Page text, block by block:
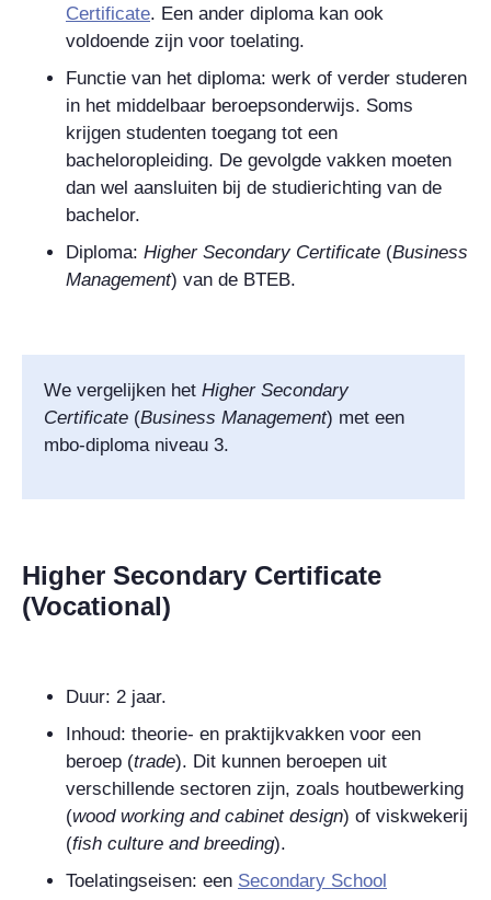
Certificate. Een ander diploma kan ook
voldoende zijn voor toelating.
Functie van het diploma: werk of verder studeren
in het middelbaar beroepsonderwijs. Soms
krijgen studenten toegang tot een
bacheloropleiding. De gevolgde vakken moeten
dan wel aansluiten bij de studierichting van de
bachelor.
Diploma: Higher Secondary Certificate (Business
Management) van de BTEB.
We vergelijken het Higher Secondary
Certificate (Business Management) met een
mbo-diploma niveau 3.
Higher Secondary Certificate
(Vocational)
Duur: 2 jaar.
Inhoud: theorie- en praktijkvakken voor een
beroep (trade). Dit kunnen beroepen uit
verschillende sectoren zijn, zoals houtbewerking
(wood working and cabinet design) of viskwekerij
(fish culture and breeding).
Toelatingseisen: een Secondary School